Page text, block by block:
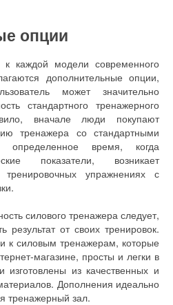
опции
каждой модели современного
дополнительные опции,
может значительно
стандартного тренажерного
вначале люди покупают
тренажера со стандартными
время, когда
показатели, возникает
упражнениях с
силового тренажера следует,
от своих тренировок.
к силовым тренажерам, которые
магазине, просты и легки в
из качественных и
Дополнения идеально
тренажерный зал.